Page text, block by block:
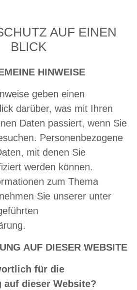
AUF EINEN
BLICK
HINWEISE
geben einen
darüber, was mit Ihren
Daten passiert, wenn Sie
Personenbezogene
mit denen Sie
werden können.
zum Thema
Sie unserer unter
AUF DIESER WEBSITE
für die
auf dieser Website?